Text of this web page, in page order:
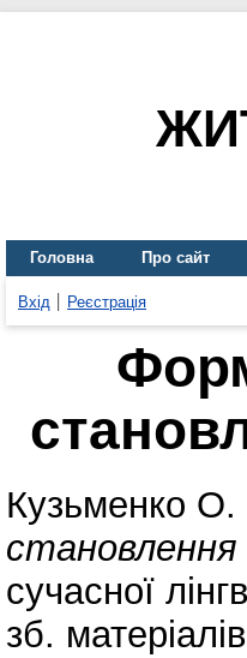
Головна Про сайт
Вхід Реєстрація
Кузьменко
сучасної
зб.